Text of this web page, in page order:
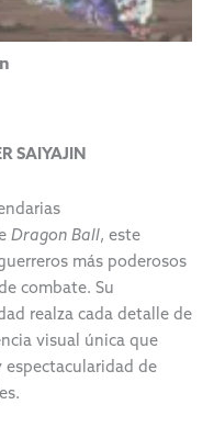
SAIYAJIN
Dragon Ball, este
más poderosos
combate. Su
realza cada detalle de
visual única que
de